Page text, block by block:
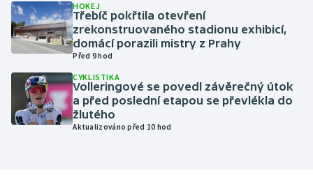
Motorsport
Olympijské hry
Parasport
Plavání
HOKEJ
Třebíč pokřtila otevření
zrekonstruovaného stadionu exhibicí,
domácí porazili mistry z Prahy
Před 9 hod
CYKLISTIKA
Volleringové se povedl závěrečný útok
a před poslední etapou se převlékla do
žlutého
Aktualizováno před 10 hod